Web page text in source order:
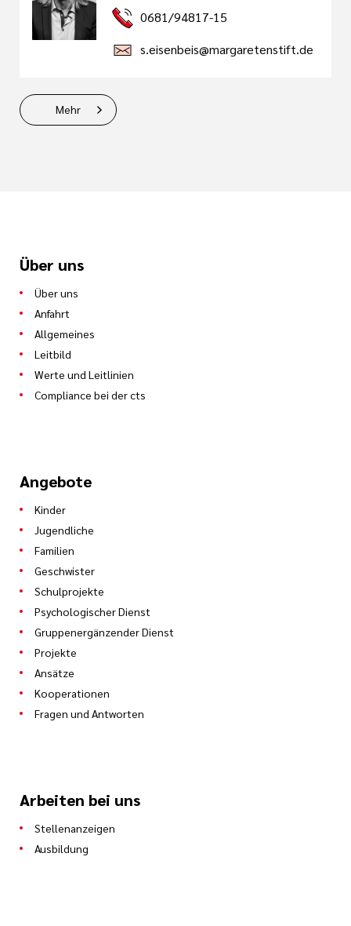
0681/94817-15
s.eisenbeis@margaretenstift.de
Mehr
Über uns
Über uns
Anfahrt
Allgemeines
Leitbild
Werte und Leitlinien
Compliance bei der cts
Angebote
Kinder
Jugendliche
Familien
Geschwister
Schulprojekte
Psychologischer Dienst
Gruppenergänzender Dienst
Projekte
Ansätze
Kooperationen
Fragen und Antworten
Arbeiten bei uns
Stellenanzeigen
Ausbildung